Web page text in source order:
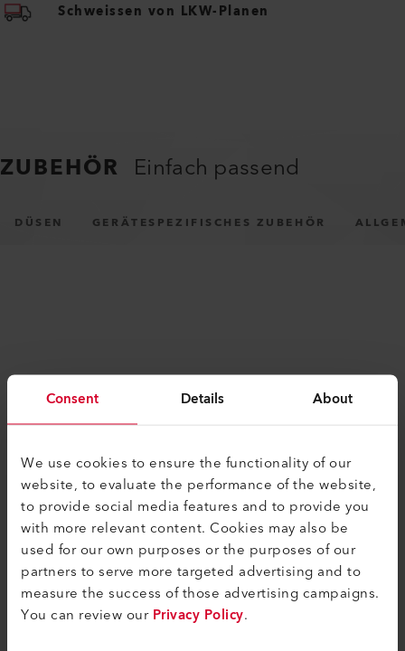
Consent Details About
We use cookies to ensure the functionality of our
website, to evaluate the performance of the website,
to provide social media features and to provide you
with more relevant content. Cookies may also be
used for our own purposes or the purposes of our
partners to serve more targeted advertising and to
measure the success of those advertising campaigns.
You can review ourPrivacy Policy.
Schweissen von LKW-Planen
ZUBEHÖR Einfach passend
DÜSEN GERÄTESPEZIFISCHES ZUBEHÖR
ÄHNLICHE PRODUKTE
Das Beste oder nichts